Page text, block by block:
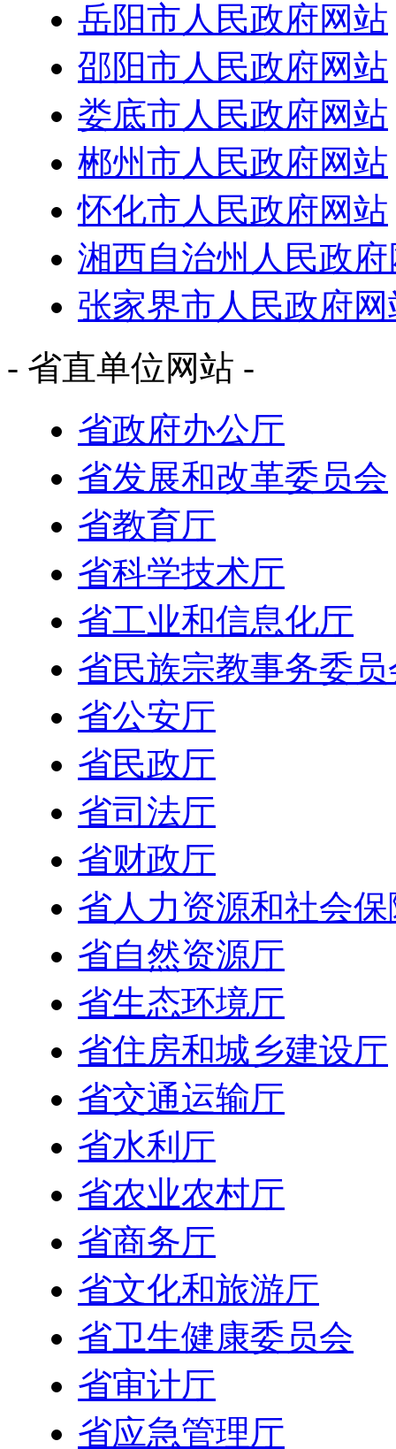
岳阳市人民政府网站
邵阳市人民政府网站
娄底市人民政府网站
郴州市人民政府网站
怀化市人民政府网站
湘西自治州人民政
张家界市人民政府网
- 省直单位网站 -
省政府办公厅
省发展和改革委员会
省教育厅
省科学技术厅
省工业和信息化厅
省民族宗教事务委员
省公安厅
省民政厅
省司法厅
省财政厅
省人力资源和社会
省自然资源厅
省生态环境厅
省住房和城乡建设厅
省交通运输厅
省水利厅
省农业农村厅
省商务厅
省文化和旅游厅
省卫生健康委员会
省审计厅
省应急管理厅